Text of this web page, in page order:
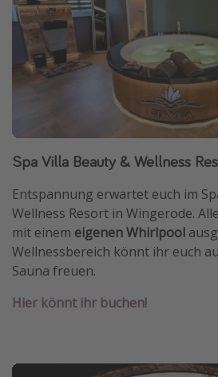
Spa Villa Beauty & Wellness
Entspannung erwartet euch im
Wellness Resort in Wingerode.
mit einem eigenen Whirlpool
Wellnessbereich könnt ihr euch
Sauna freuen.
Hier könnt ihr buchen!